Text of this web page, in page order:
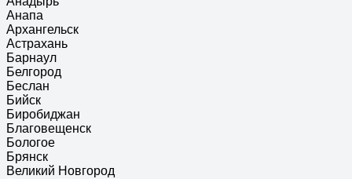
Анапа
Архангельск
Астрахань
Барнаул
Белгород
Беслан
Бийск
Биробиджан
Благовещенск
Бологое
Брянск
Великий Новгород